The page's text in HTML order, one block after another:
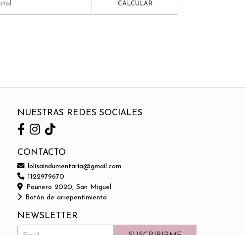
CALCULAR
NUESTRAS REDES SOCIALES
CONTACTO
lolisaindumentaria@gmail.com
1122979670
Paunero 2020, San Miguel
Botón de arrepentimiento
NEWSLETTER